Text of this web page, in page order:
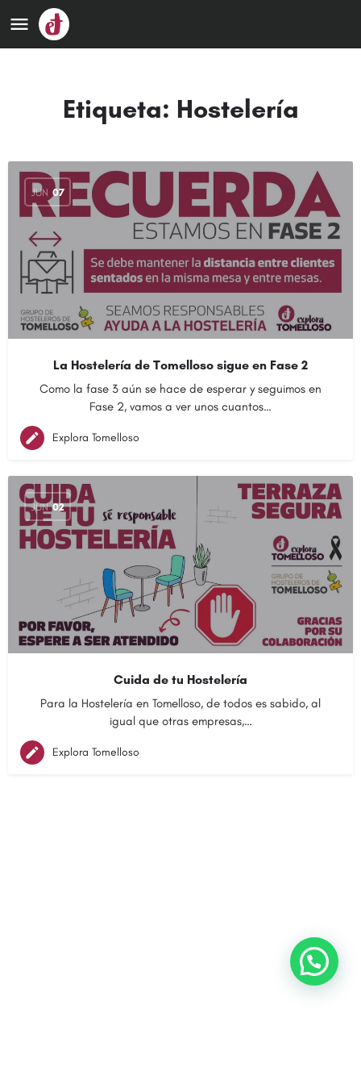
Etiqueta: Hostelería
JUN 07
La Hostelería de Tomelloso sigue en Fase 2
Como la fase 3 aún se hace de esperar y seguimos en
Fase 2, vamos a ver unos cuantos…
Explora Tomelloso
JUN 02
Cuida de tu Hostelería
Para la Hostelería en Tomelloso, de todos es sabido, al
igual que otras empresas,…
Explora Tomelloso